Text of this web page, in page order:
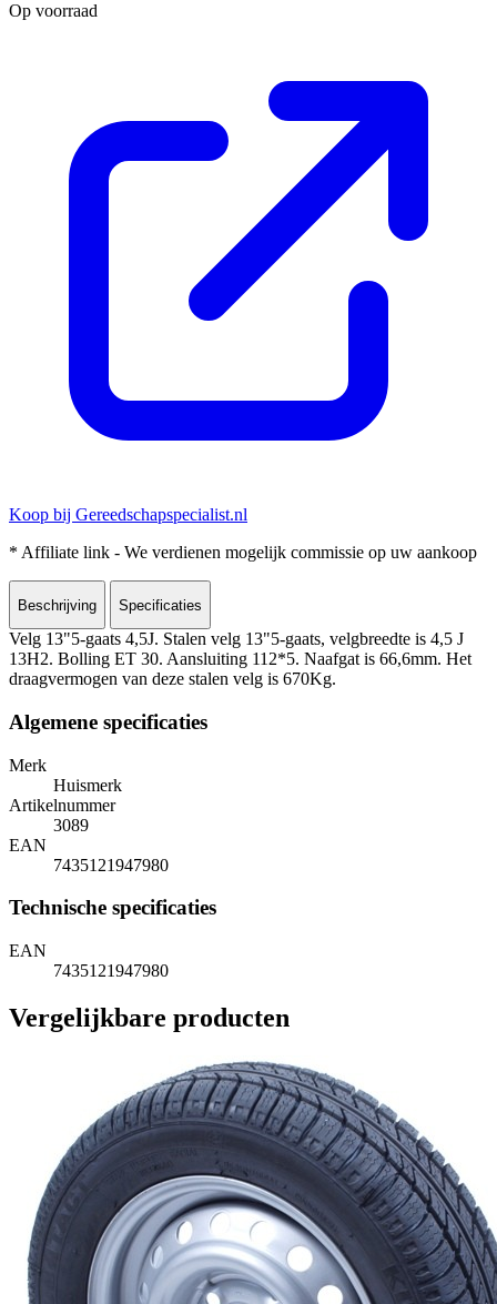
Op voorraad
Koop bij Gereedschapspecialist.nl
* Affiliate link - We verdienen mogelijk commissie op uw aankoop
Beschrijving Specificaties
Velg 13"5-gaats 4,5J. Stalen velg 13"5-gaats, velgbreedte is 4,5 J
13H2. Bolling ET 30. Aansluiting 112*5. Naafgat is 66,6mm. Het
draagvermogen van deze stalen velg is 670Kg.
Algemene specificaties
Merk
Huismerk
Artikelnummer
3089
EAN
7435121947980
Technische specificaties
EAN
7435121947980
Vergelijkbare producten